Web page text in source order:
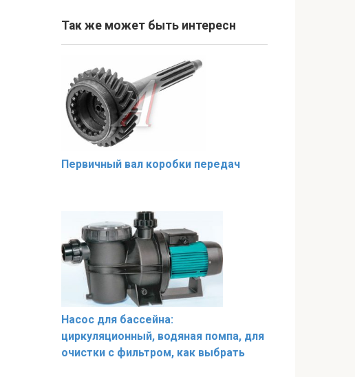
Так же может быть интересн
Первичный вал коробки передач
Насос для бассейна:
циркуляционный, водяная помпа, для
очистки с фильтром, как выбрать